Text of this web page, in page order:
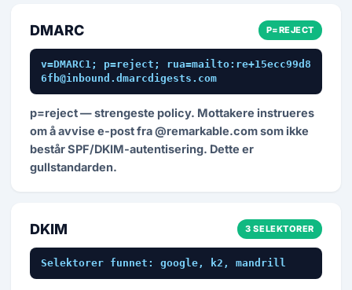
DMARC P=REJECT
v=DMARC1; p=reject; rua=mailto:re+15ecc99d8
6fb@inbound.dmarcdigests.com
p=reject — strengeste policy. Mottakere instrueres
om å avvise e-post fra @remarkable.com som ikke
består SPF/DKIM-autentisering. Dette er
gullstandarden.
DKIM 3 SELEKTORER
Selektorer funnet: google, k2, mandrill